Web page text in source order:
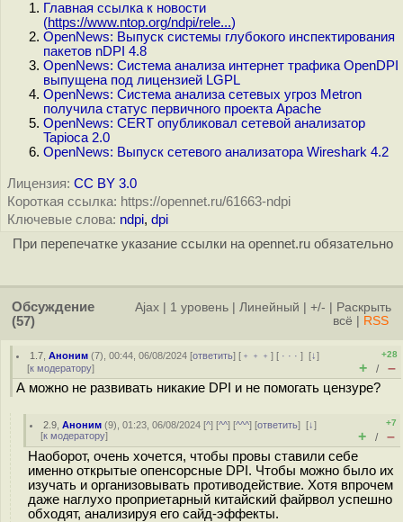
Главная ссылка к новости
(https://www.ntop.org/ndpi/rele...)
OpenNews: Выпуск системы глубокого инспектирования
пакетов nDPI 4.8
OpenNews: Система анализа интернет трафика OpenDPI
выпущена под лицензией LGPL
OpenNews: Система анализа сетевых угроз Metron
получила статус первичного проекта Apache
OpenNews: CERT опубликовал сетевой анализатор
Tapioca 2.0
OpenNews: Выпуск сетевого анализатора Wireshark 4.2
Лицензия: CC BY 3.0
Короткая ссылка: https://opennet.ru/61663-ndpi
Ключевые слова: ndpi, dpi
При перепечатке указание ссылки на opennet.ru обязательно
Обсуждение
(57)
Ajax 1 уровень Линейный +/-
Раскрыть
всё
RSS
1.7 ,Аноним (7), 00:44, 06/08/2024 [ответить] [ ﹢﹢﹢] [ · · ·][↓]
[к модератору]
+28
+ / –
А можно не развивать никакие DPI и не помогать цензуре?
2.9 ,Аноним (9), 01:23, 06/08/2024 [^] [^^] [^^^] [ответить][↓]
[к модератору]
+7
+ / –
Наоборот, очень хочется, чтобы провы ставили себе
именно открытые опенсорсные DPI. Чтобы можно было их
изучать и организовывать противодействие. Хотя впрочем
даже наглухо проприетарный китайский файрвол успешно
обходят, анализируя его сайд-эффекты.